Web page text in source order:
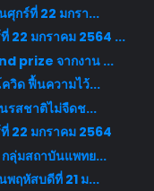
กร์ที่ 22 มกรา...
22 มกราคม 2564 ...
prize จากงาน ...
ควิด ฟื้นความไว้...
รสชาติไม่จืดช...
22 มกราคม 2564
กลุ่มสถาบันแพทย...
ฤหัสบดีที่ 21 ม...